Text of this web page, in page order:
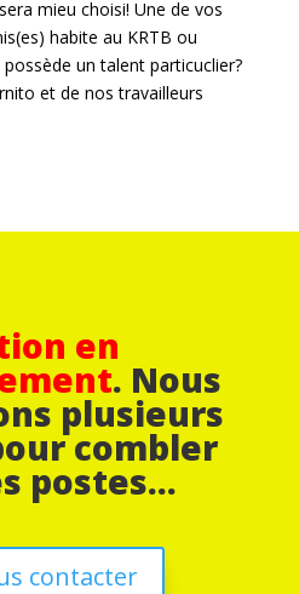
mieu choisi! Une de vos
habite au KRTB ou
un talent particuclier?
et de nos travailleurs
en
. Nous
plusieurs
combler
postes…
contacter